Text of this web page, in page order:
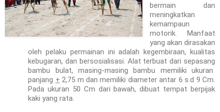
bermain dan
meningkatkan
kemampaun
motorik. Manfaat
yang akan dirasakan
oleh pelaku permainan ini adalah kegembiraan, kualitas
kebugaran, dan bersosialisasi. Alat terbuat dari sepasang
bambu bulat, masing-masing bambu memiliki ukuran
panjang + 2,75 m dan memiliki diameter antar 6 s.d 9 Cm.
Pada ukuran 50 Cm dari bawah, dibuat tempat berpijak
kaki yang rata.